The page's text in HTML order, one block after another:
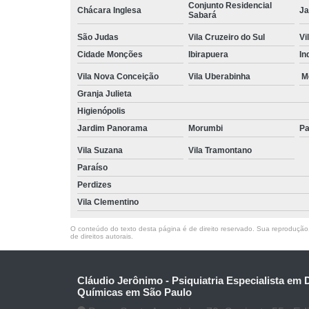
Chácara Inglesa
Conjunto Residencial
Sabará
São Judas Vila Cruzeiro do Sul
Cidade Monções
Ibirapuera
Vila Nova Conceição Vila Uberabinha
Granja Julieta
Higienópolis
Jardim Panorama
Morumbi
Vila Suzana
Vila Tramontano
Paraíso
Perdizes
Vila Clementino
O conteúdo do texto desta página é de direito reservado. Sua
de direitos autorais
Cláudio Jerônimo - Psiquiatria Especialista em
Químicas em São Paulo